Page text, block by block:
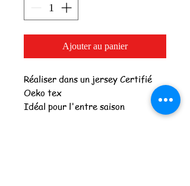
Ajouter au panier
Réaliser dans un jersey Certifié
Oeko tex
Idéal pour l'entre saison